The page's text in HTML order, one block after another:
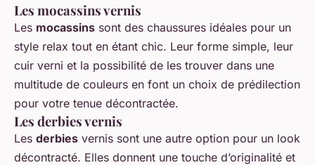
Les mocassins vernis
Les mocassins sont des chaussures idéales pour un
style relax tout en étant chic. Leur forme simple, leur
cuir verni et la possibilité de les trouver dans une
multitude de couleurs en font un choix de prédilection
pour votre tenue décontractée.
Les derbies vernis
Les derbies vernis sont une autre option pour un look
décontracté. Elles donnent une touche d’originalité et